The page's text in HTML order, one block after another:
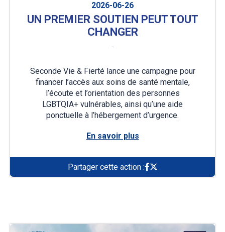
2026-06-26
UN PREMIER SOUTIEN PEUT TOUT
CHANGER
-
Seconde Vie & Fierté lance une campagne pour
financer l’accès aux soins de santé mentale,
l’écoute et l’orientation des personnes
LGBTQIA+ vulnérables, ainsi qu’une aide
ponctuelle à l’hébergement d’urgence.
En savoir plus
Partager cette action :